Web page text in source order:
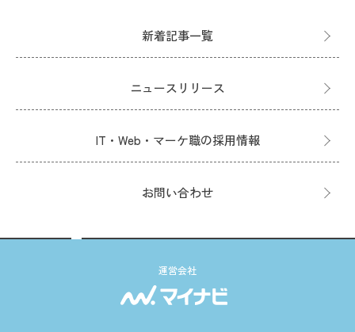
新着記事一覧
ニュースリリース
IT・Web・マーケ職の採用情報
お問い合わせ
運営会社